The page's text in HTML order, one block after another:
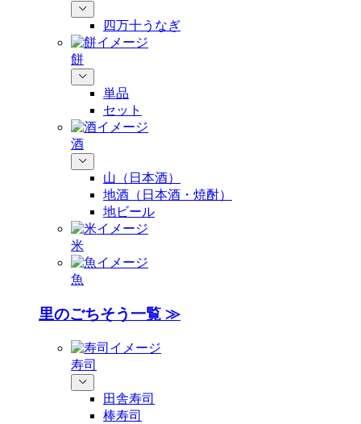
四万十うなぎ
餅
単品
セット
酒
山（日本酒）
地酒（日本酒・焼酎）
地ビール
米
魚
里のごちそう一覧 ≫
寿司
田舎寿司
棒寿司